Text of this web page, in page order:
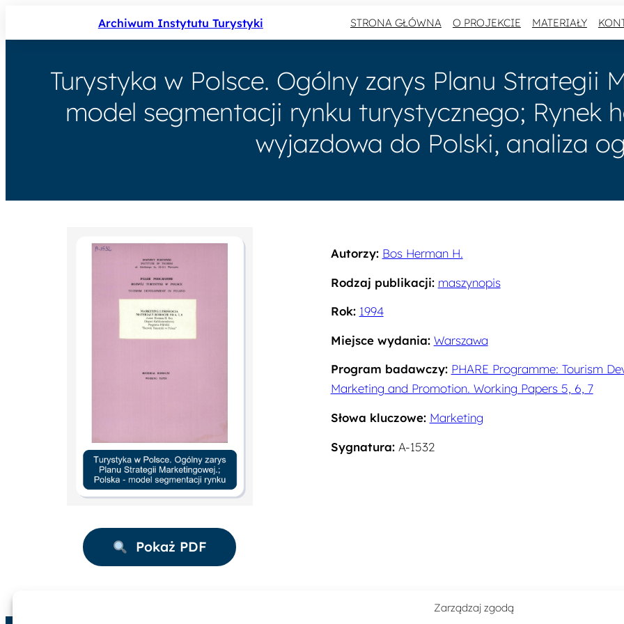
Zarządzaj zgodą
Archiwum Instytutu Turystyki STRONA GŁÓWNA O PROJEKCIE MATERIAŁY
Turystyka w Polsce. Ogólny zarys Planu Strategii
model segmentacji rynku turystycznego; Rynek
wyjazdowa do Polski, analiza
Pokaż PDF
Autorzy: Bos Herman H.
Rodzaj publikacji: maszynopis
Rok: 1994
Miejsce wydania: Warszawa
Program badawczy: PHARE Programme: Tourism
Marketing and Promotion. Working Papers 5, 6, 7
Słowa kluczowe: Marketing
Sygnatura:A-1532